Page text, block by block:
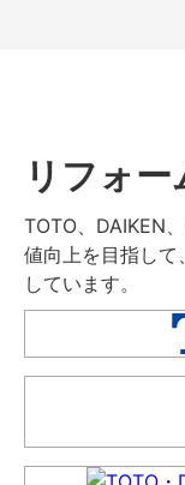
リフォ
TOTO、DAIKEN
値向上を目指し
しています。